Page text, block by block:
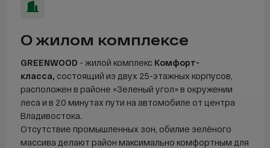
Каталог
Новостройки
Сервисы AFLAT
Таиланд
Продажа
О жилом комплексе
GREENWOOD - жилой комплекс Комфорт-
класса, состоящий из двух 25-этажных корпусов,
расположен в районе «Зеленый угол» в окружении
леса и в 20 минутах пути на автомобиле от центра
Владивостока.
Отсутствие промышленных зон, обилие зелёного
массива делают район максимально комфортным для